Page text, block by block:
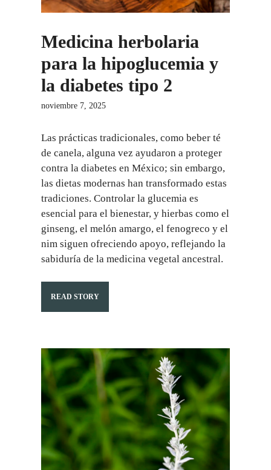
Medicina herbolaria
para la hipoglucemia y
la diabetes tipo 2
noviembre 7, 2025
Las prácticas tradicionales, como beber té
de canela, alguna vez ayudaron a proteger
contra la diabetes en México; sin embargo,
las dietas modernas han transformado estas
tradiciones. Controlar la glucemia es
esencial para el bienestar, y hierbas como el
ginseng, el melón amargo, el fenogreco y el
nim siguen ofreciendo apoyo, reflejando la
sabiduría de la medicina vegetal ancestral.
READ STORY